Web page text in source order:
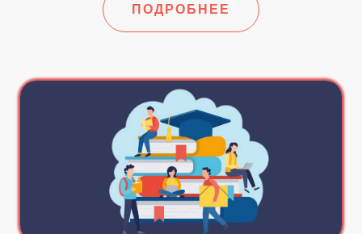
ПОДРОБНЕЕ